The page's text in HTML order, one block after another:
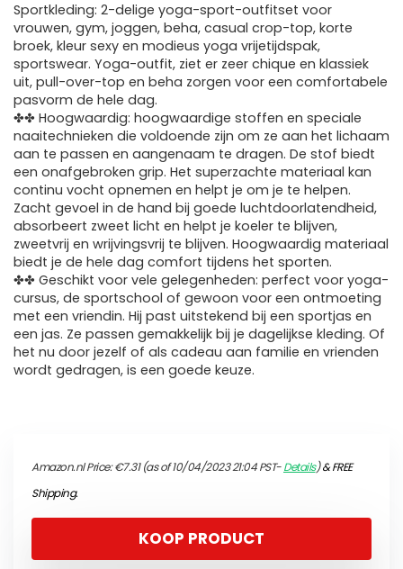
Sportkleding: 2-delige yoga-sport-outfitset voor
vrouwen, gym, joggen, beha, casual crop-top, korte
broek, kleur sexy en modieus yoga vrijetijdspak,
sportswear. Yoga-outfit, ziet er zeer chique en klassiek
uit, pull-over-top en beha zorgen voor een comfortabele
pasvorm de hele dag.
✤✤ Hoogwaardig: hoogwaardige stoffen en speciale
naaitechnieken die voldoende zijn om ze aan het lichaam
aan te passen en aangenaam te dragen. De stof biedt
een onafgebroken grip. Het superzachte materiaal kan
continu vocht opnemen en helpt je om je te helpen.
Zacht gevoel in de hand bij goede luchtdoorlatendheid,
absorbeert zweet licht en helpt je koeler te blijven,
zweetvrij en wrijvingsvrij te blijven. Hoogwaardig materiaal
biedt je de hele dag comfort tijdens het sporten.
✤✤ Geschikt voor vele gelegenheden: perfect voor yoga-
cursus, de sportschool of gewoon voor een ontmoeting
met een vriendin. Hij past uitstekend bij een sportjas en
een jas. Ze passen gemakkelijk bij je dagelijkse kleding. Of
het nu door jezelf of als cadeau aan familie en vrienden
wordt gedragen, is een goede keuze.
Amazon.nl Price:€7.31(as of 10/04/2023 21:04 PST-Details)&FREE
Shipping.
KOOP PRODUCT